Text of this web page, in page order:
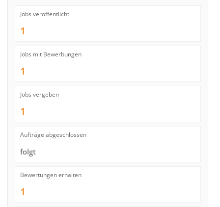
Jobs veröffentlicht
1
Jobs mit Bewerbungen
1
Jobs vergeben
1
Aufträge abgeschlossen
folgt
Bewertungen erhalten
1